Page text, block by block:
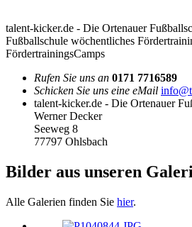
talent-kicker.de - Die Ortenauer
Fußballschule wöchentliches
FördertrainingsCamps
Rufen Sie uns an 0171 7716589
Schicken Sie uns eine eMail
talent-kicker.de - Die Ortenauer
Werner Decker
Seeweg 8
77797 Ohlsbach
Bilder aus unseren
Alle Galerien finden Sie hier.